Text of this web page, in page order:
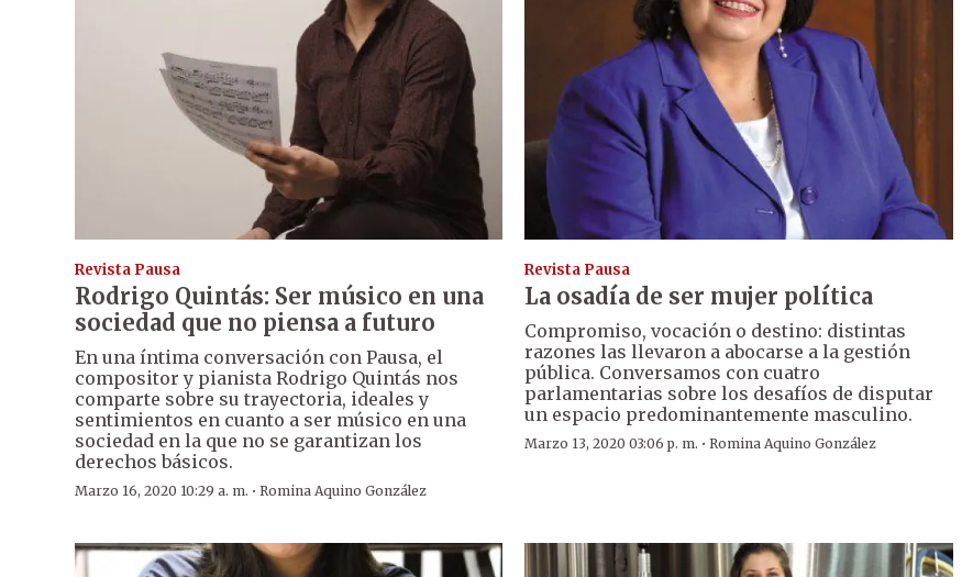
Revista Pausa
Rodrigo Quintás: Ser músico en una
sociedad que no piensa a futuro
En una íntima conversación con Pausa, el
compositor y pianista Rodrigo Quintás nos
comparte sobre su trayectoria, ideales y
sentimientos en cuanto a ser músico en una
sociedad en la que no se garantizan los
derechos básicos.
Marzo 16, 2020 10:29 a. m. · Romina Aquino González
Revista Pausa
La osadía de ser mujer política
Compromiso, vocación o destino: distintas
razones las llevaron a abocarse a la gestión
pública. Conversamos con cuatro
parlamentarias sobre los desafíos de disputar
un espacio predominantemente masculino.
Marzo 13, 2020 03:06 p. m. ·Romina Aquino González